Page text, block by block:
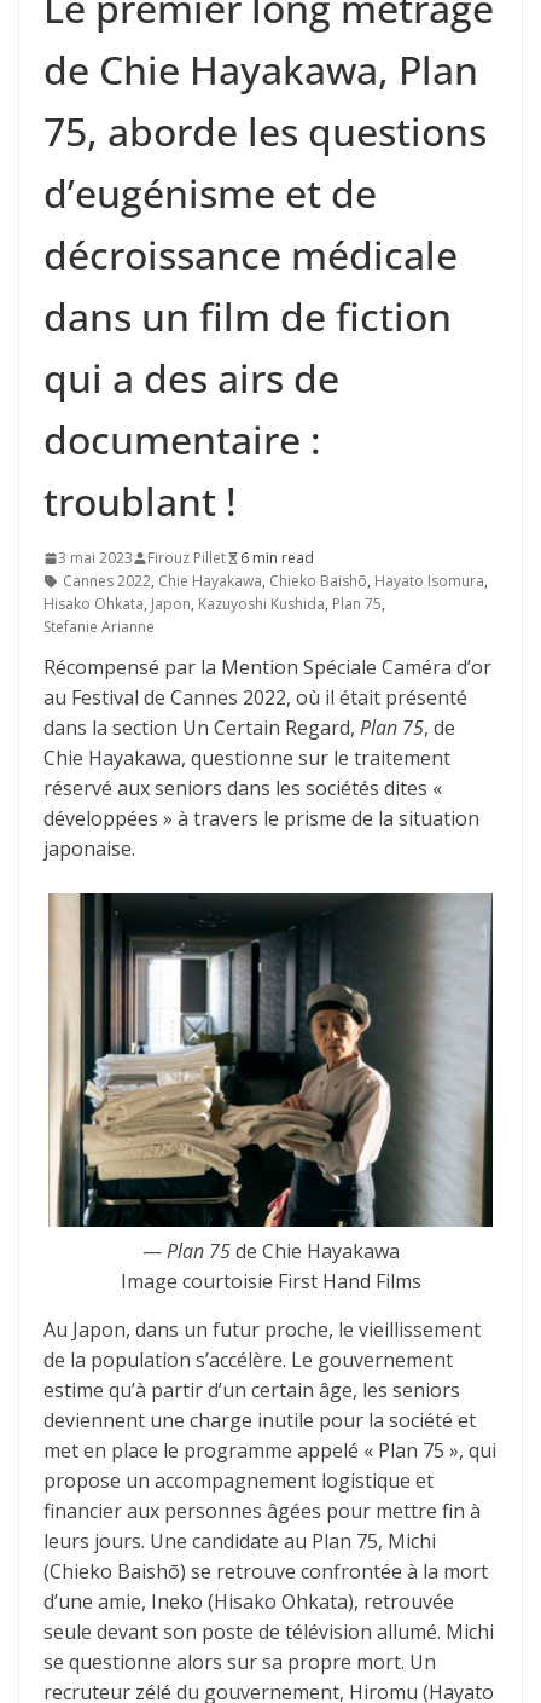
de Chie Hayakawa, Plan
75, aborde les questions
d’eugénisme et de
décroissance médicale
dans un film de fiction
qui a des airs de
documentaire :
troublant !
3 mai 2023 Firouz Pillet
6 min read
Cannes 2022, Chie Hayakawa, Chieko Baishō, Hayato Isomura,
Hisako Ohkata, Japon, Kazuyoshi Kushida, Plan 75,
Stefanie Arianne
Récompensé par la Mention Spéciale Caméra d’or
au Festival de Cannes 2022, où il était présenté
dans la section Un Certain Regard, Plan 75, de
Chie Hayakawa, questionne sur le traitement
réservé aux seniors dans les sociétés dites «
développées » à travers le prisme de la situation
japonaise.
—Plan 75de Chie Hayakawa
Image courtoisie First Hand Films
Au Japon, dans un futur proche, le vieillissement
de la population s’accélère. Le gouvernement
estime qu’à partir d’un certain âge, les seniors
deviennent une charge inutile pour la société et
met en place le programme appelé « Plan 75 », qui
propose un accompagnement logistique et
financier aux personnes âgées pour mettre fin à
leurs jours. Une candidate au Plan 75, Michi
(Chieko Baishō) se retrouve confrontée à la mort
d’une amie, Ineko (Hisako Ohkata), retrouvée
seule devant son poste de télévision allumé. Michi
se questionne alors sur sa propre mort. Un
recruteur zélé du gouvernement, Hiromu (Hayato